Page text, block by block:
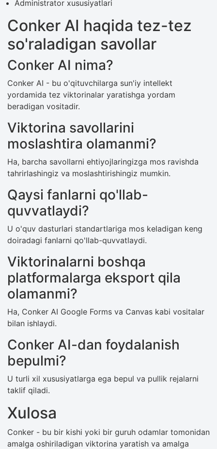
Administrator xususiyatlari
Conker AI haqida tez-tez
so'raladigan savollar
Conker AI nima?
Conker AI - bu o'qituvchilarga sun'iy intellekt
yordamida tez viktorinalar yaratishga yordam
beradigan vositadir.
Viktorina savollarini
moslashtira olamanmi?
Ha, barcha savollarni ehtiyojlaringizga mos ravishda
tahrirlashingiz va moslashtirishingiz mumkin.
Qaysi fanlarni qo'llab-
quvvatlaydi?
U o'quv dasturlari standartlariga mos keladigan keng
doiradagi fanlarni qo'llab-quvvatlaydi.
Viktorinalarni boshqa
platformalarga eksport qila
olamanmi?
Ha, Conker AI Google Forms va Canvas kabi vositalar
bilan ishlaydi.
Conker AI-dan foydalanish
bepulmi?
U turli xil xususiyatlarga ega bepul va pullik rejalarni
taklif qiladi.
Xulosa
Conker - bu bir kishi yoki bir guruh odamlar tomonidan
amalga oshiriladigan viktorina yaratish va amalga